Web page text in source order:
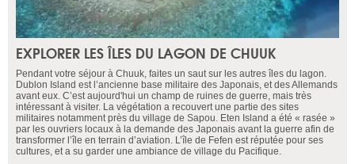
EXPLORER LES ÎLES DU LAGON DE CHUUK
Pendant votre séjour à Chuuk, faites un saut sur les autres îles du lagon.
Dublon Island est l’ancienne base militaire des Japonais, et des Allemands
avant eux. C’est aujourd'hui un champ de ruines de guerre, mais très
intéressant à visiter. La végétation a recouvert une partie des sites
militaires notamment près du village de Sapou. Eten Island a été « rasée »
par les ouvriers locaux à la demande des Japonais avant la guerre afin de
transformer l’île en terrain d’aviation. L’île de Fefen est réputée pour ses
cultures, et a su garder une ambiance de village du Pacifique.